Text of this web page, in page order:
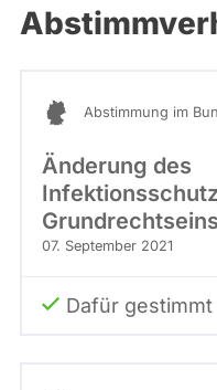
Abstimmung im
Änderung des
07. September 2021
Dafür gestimmt